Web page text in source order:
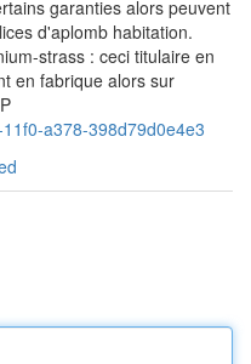
garanties alors peuvent
d'aplomb habitation.
strass : ceci titulaire en
en fabrique alors sur
a378-398d79d0e4e3